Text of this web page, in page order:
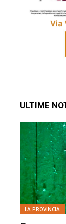
ULTIME
LA PROVINCIA